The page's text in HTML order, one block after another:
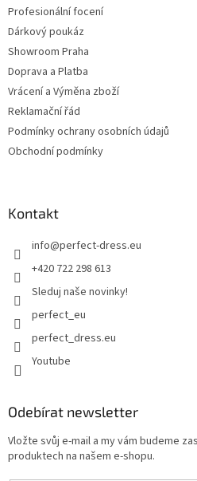
Profesionální focení
Dárkový poukáz
Showroom Praha
Doprava a Platba
Vrácení a Výměna zboží
Reklamační řád
Podmínky ochrany osobních údajů
Obchodní podmínky
Kontakt
info@perfect-dress.eu
+420 722 298 613
Sleduj naše novinky!
perfect_eu
perfect_dress.eu
Youtube
Odebírat newsletter
Vložte svůj e-mail a my vám budeme
produktech na našem e-shopu.